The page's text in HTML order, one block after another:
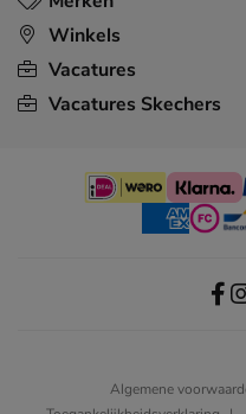
Winkels
Vacatures
Vacatures Skechers
Algemene